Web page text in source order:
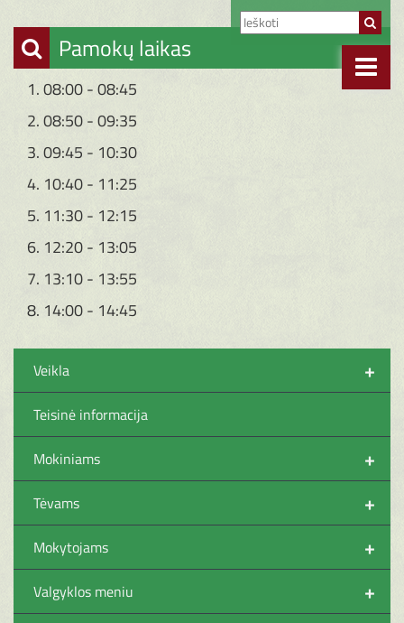
Pamokų laikas
1. 08:00 - 08:45
2. 08:50 - 09:35
3. 09:45 - 10:30
4. 10:40 - 11:25
5. 11:30 - 12:15
6. 12:20 - 13:05
7. 13:10 - 13:55
8. 14:00 - 14:45
+
Veikla
Teisinė informacija
+
Mokiniams
+
Tėvams
+
Mokytojams
+
Valgyklos meniu